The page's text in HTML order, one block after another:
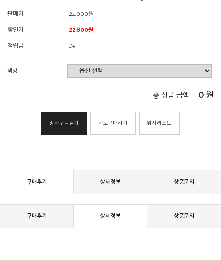
판매가 24,000원
할인가 22,800원
적립금 1%
색상
총 상품 금액 0 원
장바구니담기 바로구매하기 위시리스트
구매후기 상세정보 상품문의
구매후기 상세정보 상품문의